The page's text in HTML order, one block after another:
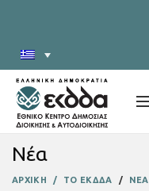
Νέα
ΑΡΧΙΚΗ ΤΟ ΕΚΔΔΑ ΝΕΑ